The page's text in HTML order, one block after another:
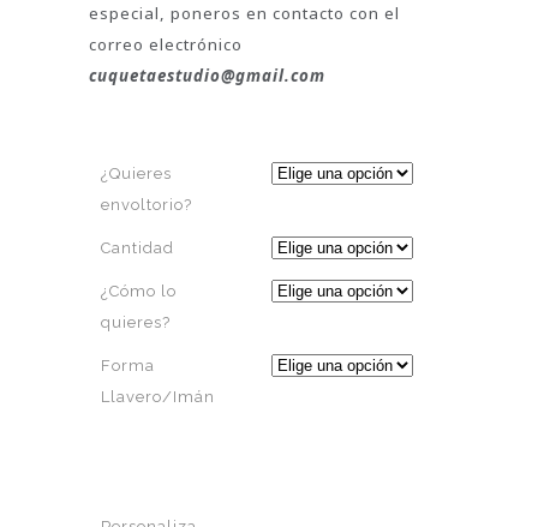
especial, poneros en contacto con el
correo electrónico
cuquetaestudio@gmail.com
¿Quieres
envoltorio?
Cantidad
¿Cómo lo
quieres?
Forma
Llavero/Imán